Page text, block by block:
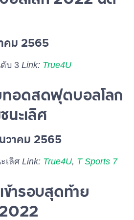
คม 2565
บ 3 Link: True4U
ทอดสดฟุตบอลโลก
ะเลิศ
วาคม 2565
เลิศ Link: True4U, T Sports 7
ข้ารอบสุดท้าย